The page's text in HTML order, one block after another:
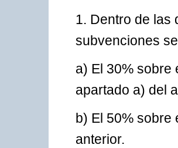
1. Dentro de las
subvenciones
a) El 30% sobre
apartado a) del
b) El 50% sobre
anterior.